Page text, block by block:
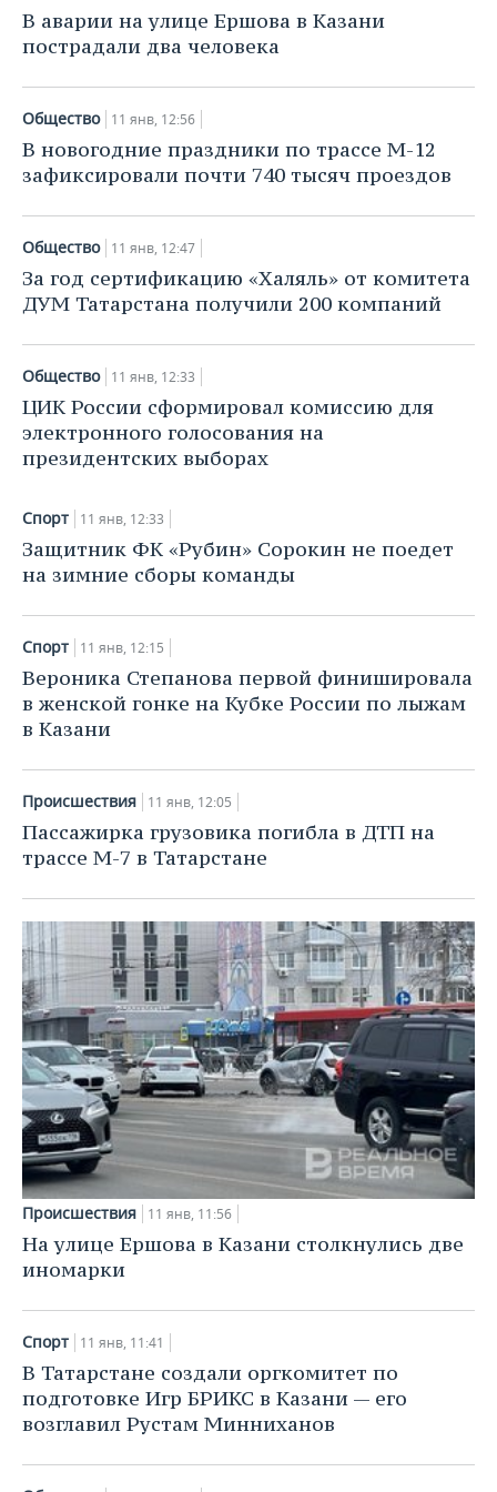
НЕФТЕХИМИЯ
НЕФТЬ
ОПК
ЭНЕРГЕТИКА
РОЗНИЧНАЯ ТОРГОВЛЯ
ТРАНСПОРТ
УСЛУГИ
НОВОСТИ ТЕХНОЛОГИЙ
IT
МЕДИА
МЕРОПРИЯТИЯ
НОВОСТИ МЕРОПРИЯТИЙ
ВЫЕЗДНАЯ РЕДАКЦИЯ
ONLINE-КОНФЕРЕНЦИИ
ОТКРЫТАЯ ЛЕКЦИЯ
СПОРТ
НОВОСТИ СПОРТА
ХОККЕЙ
БАСКЕТБОЛ
ВОЛЕЙБОЛ
КИБЕРСПОРТ
ФИГУРНОЕ КАТАНИЕ
ХОККЕЙ С МЯЧОМ
ОБЩЕСТВО
ВЛАСТЬ
ИНФРАСТРУКТУРА
ИСТОРИЯ
КУЛЬТУРА
МЕДИЦИНА
ПРОИСШЕСТВИЯ
СЮЖЕТЫ
СПРАВОЧНИК
СПИСОК ПЕРСОН
СПИСОК КОМПАНИЙ
ПОЛНАЯ ВЕРСИЯ
В аварии на улице Ершова в Казани
пострадали два человека
Общество 11 янв, 12:56
В новогодние праздники по трассе М-12
зафиксировали почти 740 тысяч проездов
Общество 11 янв, 12:47
За год сертификацию «Халяль» от комитета
ДУМ Татарстана получили 200 компаний
Общество 11 янв, 12:33
ЦИК России сформировал комиссию для
электронного голосования на
президентских выборах
Спорт 11 янв, 12:33
Защитник ФК «Рубин» Сорокин не поедет
на зимние сборы команды
Спорт 11 янв, 12:15
Вероника Степанова первой финишировала
в женской гонке на Кубке России по лыжам
в Казани
Происшествия 11 янв, 12:05
Пассажирка грузовика погибла в ДТП на
трассе М-7 в Татарстане
Происшествия 11 янв, 11:56
На улице Ершова в Казани столкнулись две
иномарки
Спорт 11 янв, 11:41
В Татарстане создали оргкомитет по
подготовке Игр БРИКС в Казани — его
возглавил Рустам Минниханов